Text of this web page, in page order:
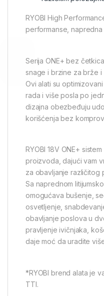
RYOBI High
performanse, napredna
Serija ONE+ bez
snage i brzine za brže
Ovi alati su
rada i više posla po
dizajna obezbeđuju
korišćenja bez
RYOBI 18V ONE+
proizvoda, dajući vam
za obavljanje različitog
Sa naprednom
omogućava bušenje,
osvetljenje,
obavljanje poslova u
pravljenje ivičnjaka,
daje moć da uradite
*RYOBI brend alata je
TTI.